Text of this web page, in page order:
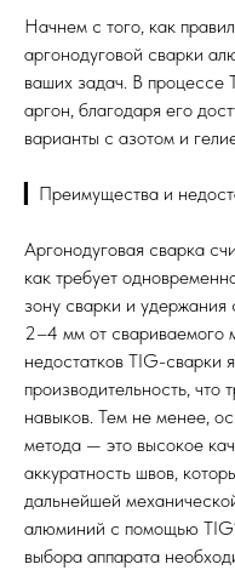
Начнем с того, как
аргонодуговой сварки
ваших задач. В процессе
аргон, благодаря его
варианты с азотом и
▎Преимущества и
Аргонодуговая сварка
как требует
зону сварки и удержания
2–4 мм от свариваемого
недостатков TIG-сварки
производительность, что
навыков. Тем не менее,
метода — это высокое
аккуратность швов,
дальнейшей
алюминий с помощью
выбора аппарата